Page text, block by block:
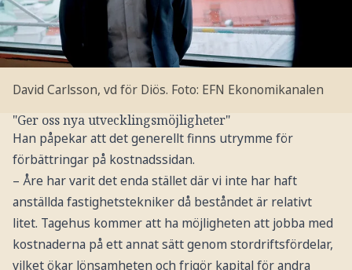
David Carlsson, vd för Diös. Foto: EFN Ekonomikanalen
"Ger oss nya utvecklingsmöjligheter"
Han påpekar att det generellt finns utrymme för
förbättringar på kostnadssidan.
– Åre har varit det enda stället där vi inte har haft
anställda fastighetstekniker då beståndet är relativt
litet. Tagehus kommer att ha möjligheten att jobba med
kostnaderna på ett annat sätt genom stordriftsfördelar,
vilket ökar lönsamheten och frigör kapital för andra